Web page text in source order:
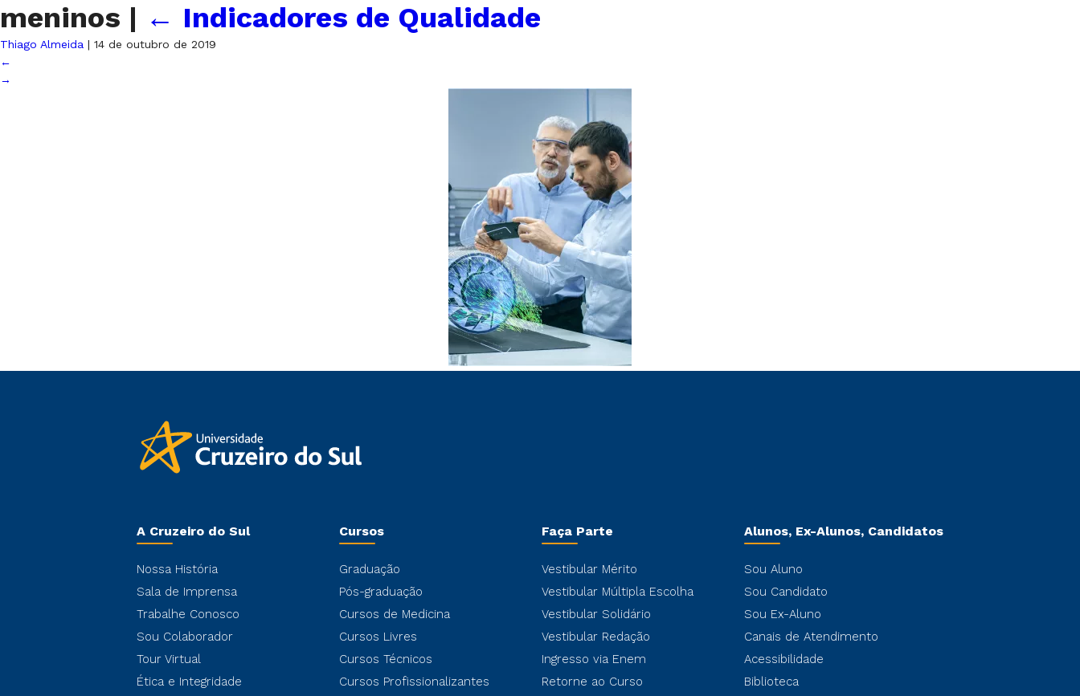
meninos | ← Indicadores de Qualidade
Thiago Almeida | 14 de outubro de 2019
←
→
A Cruzeiro do Sul
Nossa História
Sala de Imprensa
Trabalhe Conosco
Sou Colaborador
Tour Virtual
Ética e Integridade
Cursos
Graduação
Pós-graduação
Cursos de Medicina
Cursos Livres
Cursos Técnicos
Cursos Profissionalizantes
Faça Parte
Vestibular Mérito
Vestibular Múltipla Escolha
Vestibular Solidário
Vestibular Redação
Ingresso via Enem
Retorne ao Curso
Alunos, Ex-Alunos, Candidatos
Sou Aluno
Sou Candidato
Sou Ex-Aluno
Canais de Atendimento
Acessibilidade
Biblioteca